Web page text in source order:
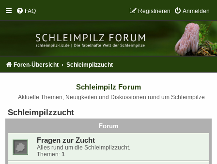
FAQ Anmelden
Registrieren
Foren-Übersicht Schleimpilzzucht
Schleimpilz Forum
Aktuelle Themen, Neuigkeiten und Diskussionen rund um Schleimpilze
Schleimpilzzucht
Forum
Fragen zur Zucht
Alles rund um die Schleimpilzzucht.
Themen: 1